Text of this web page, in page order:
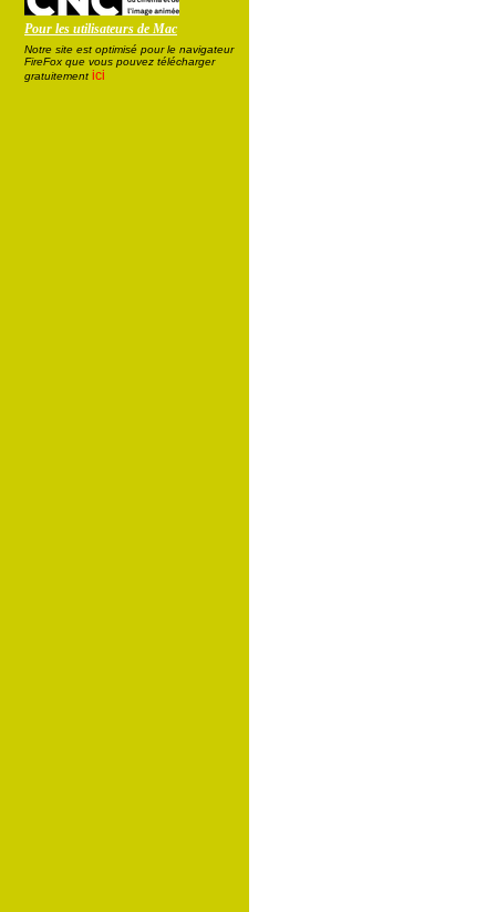
Pour les utilisateurs de Mac
Notre site est optimisé pour le navigateur
FireFox que vous pouvez télécharger
gratuitement ici